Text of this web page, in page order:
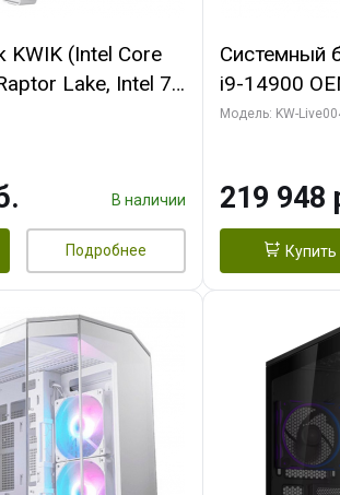
KWIK (Intel Core
Lake, Intel 7,
ГБ ОЗУ (2
В наличии
Подробнее
Системный
i9-14900
C24 16EC/
256bi/ 512
Модель: KW-
219 948
Купить